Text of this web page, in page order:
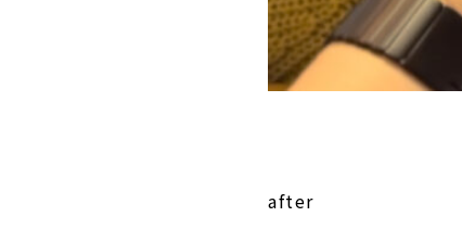
after